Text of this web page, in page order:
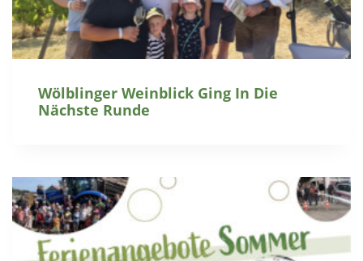
Wölblinger Weinblick Ging In Die
Nächste Runde